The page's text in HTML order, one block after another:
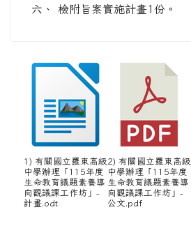
六、 檢附旨案實施計畫1份。
1) 有關國立羅東高級
中學辦理「115年度
生命教育議題素養導
向觀議課工作坊」-
計畫.odt
2) 有關國立羅東高級
中學辦理「115年度
生命教育議題素養導
向觀議課工作坊」-
公文.pdf